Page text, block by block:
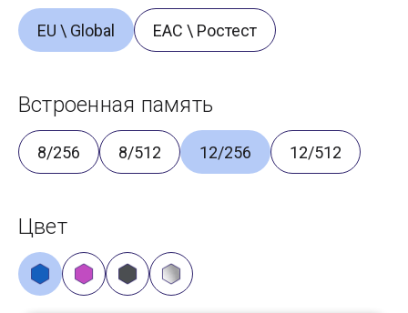
EU \ Global ЕАС \ Ростест
Встроенная память
8/256 8/512 12/256 12/512
Цвет